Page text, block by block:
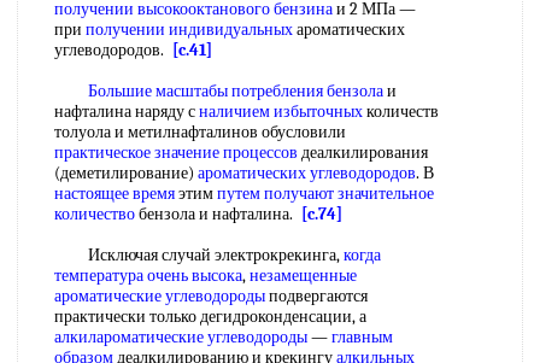
получении высокооктанового бензинаи 2 МПа —
при получении индивидуальныхароматических
углеводородов.
[c.41]
Большие масштабыпотребления бензолаи
нафталина наряду сналичием избыточныхколичеств
толуола и метилнафталинов обусловили
практическое значение процессов деалкилирования
(деметилирование) ароматических углеводородов. В
настоящее времяэтимпутем получаютзначительное
количествобензола и нафталина.
[c.74]
Исключая случай электрокрекинга,когда
температураочень высока,незамещенные
ароматические углеводородыподвергаются
практически только дегидроконденсации, а
алкилароматические углеводороды—главным
образомдеалкилированию и крекингуалкильных